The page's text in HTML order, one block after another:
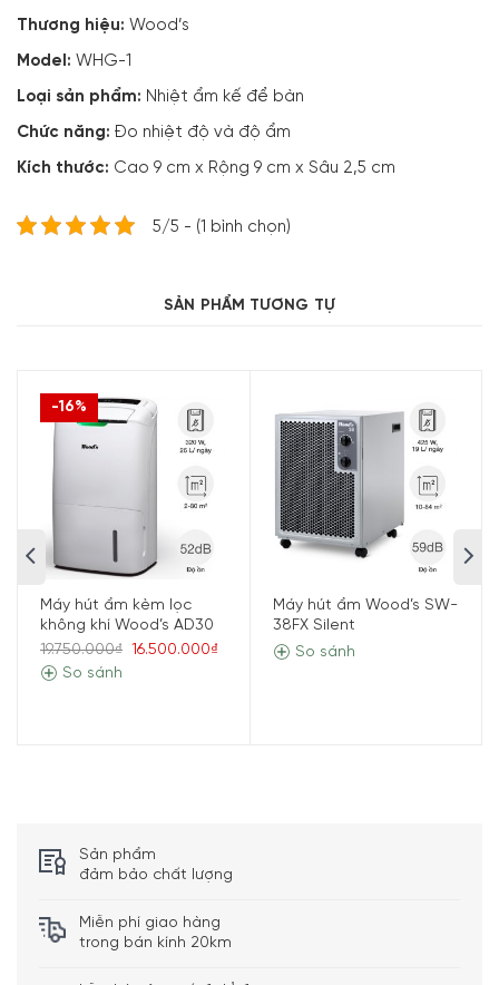
Thương hiệu: Wood’s
Model: WHG-1
Loại sản phẩm: Nhiệt ẩm kế để bàn
Chức năng: Đo nhiệt độ và độ ẩm
Kích thước: Cao 9 cm x Rộng 9 cm x Sâu 2,5 cm
5/5 - (1 bình chọn)
SẢN PHẨM TƯƠNG TỰ
-16%
Máy hút ẩm kèm lọc
không khí Wood’s AD30
19.750.000₫ 16.500.000₫
So sánh
Máy hút ẩm Wood’s SW-
38FX Silent
So sánh
Sản phẩm
đảm bảo chất lượng
Miễn phí giao hàng
trong bán kính 20km